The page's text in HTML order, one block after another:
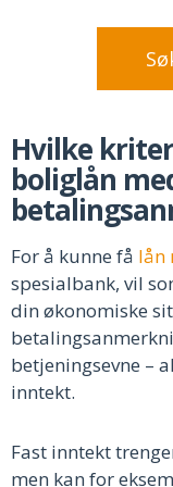
Hvilke
boliglån
For å kunne få lån
spesialbank, vil
din økonomiske
betjeningsevne –
inntekt.
Fast inntekt
men kan for